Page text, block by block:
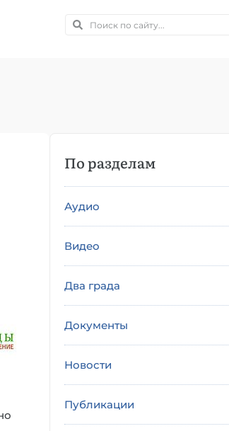
По разделам
Аудио
Видео
Два града
Документы
Новости
Публикации